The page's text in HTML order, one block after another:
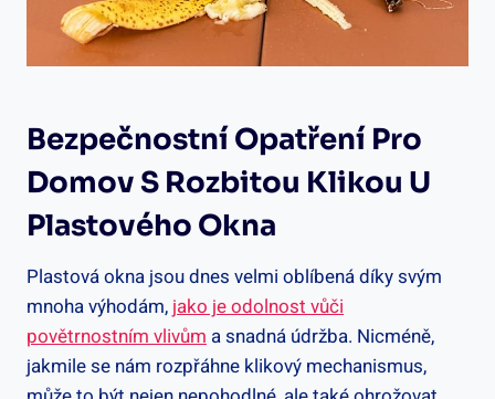
Bezpečnostní Opatření Pro
Domov S Rozbitou Klikou U
Plastového Okna
Plastová okna ‍jsou dnes velmi oblíbená díky⁤ svým
mnoha výhodám, jako je odolnost vůči
povětrnostním vlivům a snadná údržba. Nicméně,
jakmile se​ nám rozpřáhne klikový mechanismus,